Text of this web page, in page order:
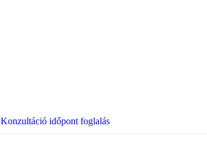
Konzultáció időpont foglalás